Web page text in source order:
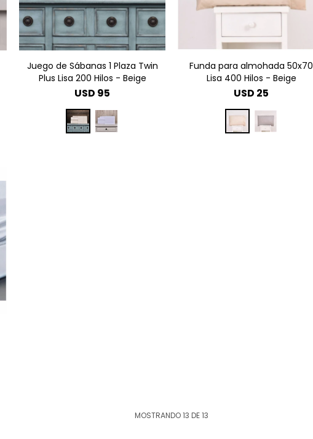
Juego de Sábanas 1 Plaza Twin
Plus Lisa 200 Hilos - Beige
USD 95
Funda para almohada 50x70
Lisa 400 Hilos - Beige
USD 25
MOSTRANDO13 DE13